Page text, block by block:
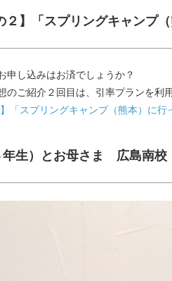
２】「スプリングキャンプ
申し込みはお済でしょうか？
のご紹介２回目は、引率プランを利
「スプリングキャンプ（熊本）に行
年生）とお母さま 広島南校